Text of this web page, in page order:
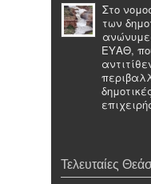
Στο
των
ΕΥΑΘ,
Τελευταίες